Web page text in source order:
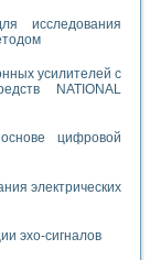
исследования
усилителей с
NATIONAL
цифровой
электрических
эхо-сигналов